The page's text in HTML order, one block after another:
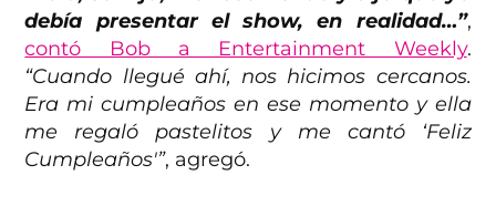
debía presentar el show, en realidad…”,
contó Bob a Entertainment Weekly.
“Cuando llegué ahí, nos hicimos cercanos.
Era mi cumpleaños en ese momento y ella
me regaló pastelitos y me cantó ‘Feliz
Cumpleaños'”, agregó.